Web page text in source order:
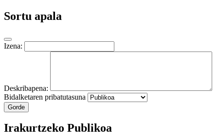
Sortu apala
Izena:
Deskribapena:
Bidalketaren pribatutasuna
Gorde
Irakurtzeko Publikoa